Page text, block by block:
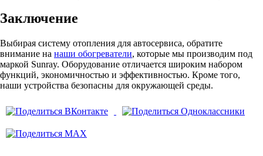
Заключение
Выбирая систему отопления для автосервиса, обратите
внимание на наши обогреватели, которые мы производим под
маркой Sunray. Оборудование отличается широким набором
функций, экономичностью и эффективностью. Кроме того,
наши устройства безопасны для окружающей среды.